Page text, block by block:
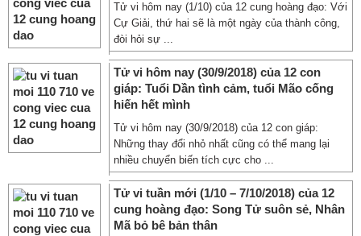
Tử vi hôm nay (1/10) của 12 cung hoàng đạo: Với
Cự Giải, thứ hai sẽ là một ngày của thành công,
đòi hỏi sự ...
Tử vi hôm nay (30/9/2018) của 12 con
giáp: Tuổi Dần tình cảm, tuổi Mão cống
hiến hết mình
Tử vi hôm nay (30/9/2018) của 12 con giáp:
Những thay đổi nhỏ nhất cũng có thể mang lại
nhiều chuyển biến tích cực cho ...
Tử vi tuần mới (1/10 – 7/10/2018) của 12
cung hoàng đạo: Song Tử suôn sẻ, Nhân
Mã bỏ bê bản thân